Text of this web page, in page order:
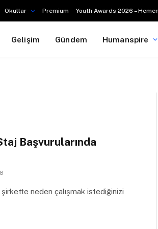
Okullar Premium Youth Awards 2026 –
Gelişim Gündem Humanspire
Başvurularında
şirkette neden çalışmak istediğinizi